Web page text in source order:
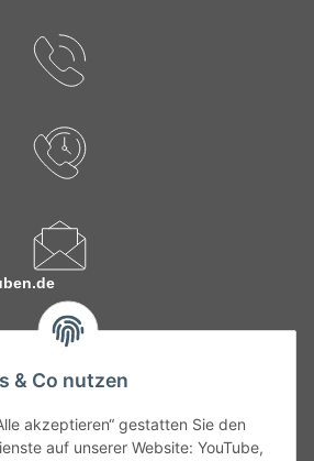
& Co nutzen
akzeptieren“ gestatten Sie den
auf unserer Website: YouTube,